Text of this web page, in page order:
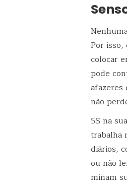
Por isso,
colocar
pode
afazeres
não
5S na
trabalha
diários,
ou não
minam